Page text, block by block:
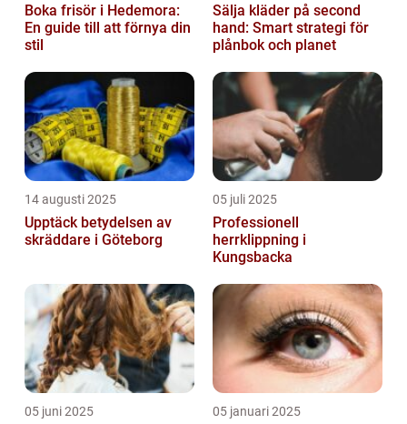
Boka frisör i Hedemora:
En guide till att förnya din
stil
Sälja kläder på second
hand: Smart strategi för
plånbok och planet
14 augusti 2025
Upptäck betydelsen av
skräddare i Göteborg
05 juli 2025
Professionell
herrklippning i
Kungsbacka
05 juni 2025 05 januari 2025